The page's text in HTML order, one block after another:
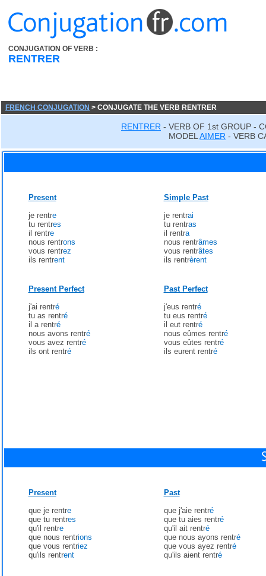
CONJUGATION OF VERB :
RENTRER
FRENCH CONJUGATION > CONJUGATE THE VERB RENTRER
RENTRER - VERB OF 1st GROUP -
MODEL AIMER - VERB
Present
je rentre
tu rentres
il rentre
nous rentrons
vous rentrez
ils rentrent
Simple Past
je rentrai
tu rentras
il rentra
nous rentrâmes
vous rentrâtes
ils rentrèrent
Present Perfect
j'ai rentré
tu as rentré
il a rentré
nous avons rentré
vous avez rentré
ils ont rentré
Past Perfect
j'eus rentré
tu eus rentré
il eut rentré
nous eûmes rentré
vous eûtes rentré
ils eurent rentré
Present
que je rentre
que tu rentres
qu'il rentre
que nous rentrions
que vous rentriez
qu'ils rentrent
Past
que j'aie rentré
que tu aies rentré
qu'il ait rentré
que nous ayons rentré
que vous ayez rentré
qu'ils aient rentré